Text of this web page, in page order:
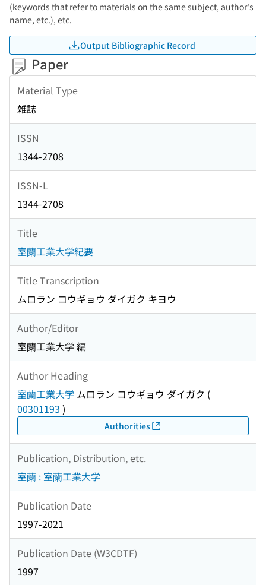
(keywords that refer to materials on the same subject, author's
name, etc.), etc.
Output Bibliographic Record
Paper
Material Type
雑誌
ISSN
1344-2708
ISSN-L
1344-2708
Title
室蘭工業大学紀要
Title Transcription
ムロラン コウギョウ ダイガク キヨウ
Author/Editor
室蘭工業大学 編
Author Heading
室蘭工業大学 ムロラン コウギョウ ダイガク (
00301193 )
Authorities
Publication, Distribution, etc.
室蘭 : 室蘭工業大学
Publication Date
1997-2021
Publication Date (W3CDTF)
1997